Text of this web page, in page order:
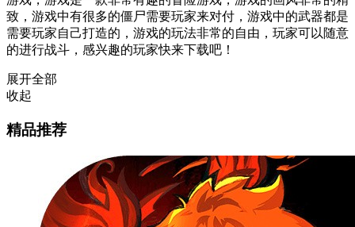
致，游戏中有很多的僵尸需要玩家来对付，游戏中的武器都是
需要玩家自己打造的，游戏的玩法非常的自由，玩家可以随意
的进行战斗，感兴趣的玩家快来下载吧！
展开全部
收起
精品推荐